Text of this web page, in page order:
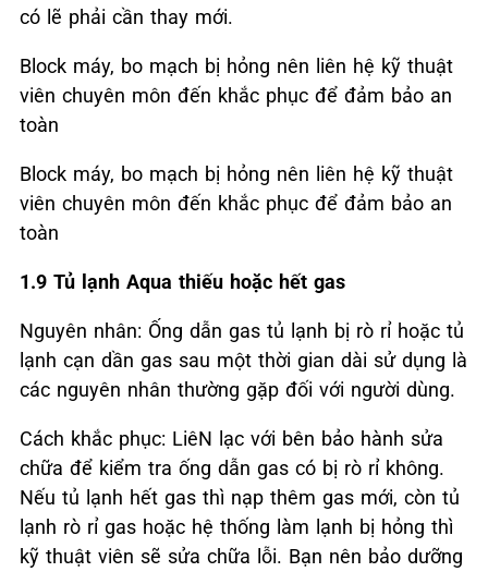
có lẽ phải cần thay mới.
Block máy, bo mạch bị hỏng nên liên hệ kỹ thuật
viên chuyên môn đến khắc phục để đảm bảo an
toàn
Block máy, bo mạch bị hỏng nên liên hệ kỹ thuật
viên chuyên môn đến khắc phục để đảm bảo an
toàn
1.9 Tủ lạnh Aqua thiếu hoặc hết gas
Nguyên nhân: Ống dẫn gas tủ lạnh bị rò rỉ hoặc tủ
lạnh cạn dần gas sau một thời gian dài sử dụng là
các nguyên nhân thường gặp đối với người dùng.
Cách khắc phục: LiêN lạc với bên bảo hành sửa
chữa để kiểm tra ống dẫn gas có bị rò rỉ không.
Nếu tủ lạnh hết gas thì nạp thêm gas mới, còn tủ
lạnh rò rỉ gas hoặc hệ thống làm lạnh bị hỏng thì
kỹ thuật viên sẽ sửa chữa lỗi. Bạn nên bảo dưỡng